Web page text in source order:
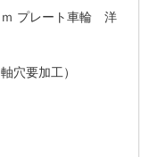
プレート車輪 洋
穴要加工）